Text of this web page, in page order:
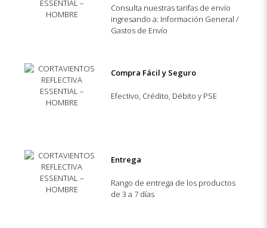
Consulta nuestras tarifas de envío
ingresando a: Información General /
Gastos de Envío
Compra Fácil y Seguro
Efectivo, Crédito, Débito y PSE
Entrega
Rango de entrega de los productos
de 3 a 7 días